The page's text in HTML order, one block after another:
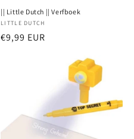
|| Little Dutch || Verfboek
Verkoper:
LITTLE DUTCH
Normale
€9,99 EUR